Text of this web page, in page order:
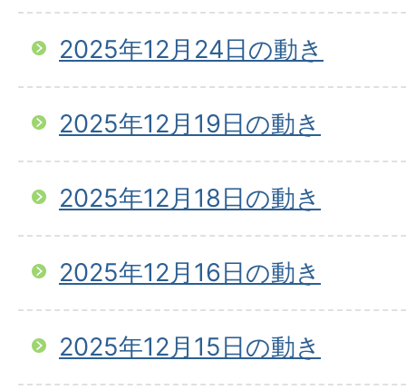
2025年12月24日の動き
2025年12月19日の動き
2025年12月18日の動き
2025年12月16日の動き
2025年12月15日の動き